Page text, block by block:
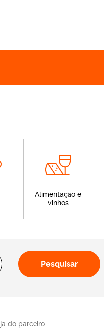
Alimentação e
vinhos
Pesquisar
do parceiro.